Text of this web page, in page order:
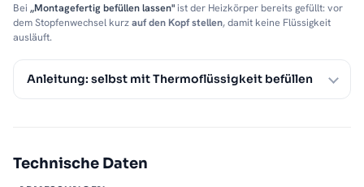
Bei „Montagefertig befüllen lassen"ist der Heizkörper bereits gefüllt: vor
dem Stopfenwechsel kurzauf den Kopf stellen, damit keine Flüssigkeit
ausläuft.
Anleitung: selbst mit Thermoflüssigkeit befüllen
Technische Daten